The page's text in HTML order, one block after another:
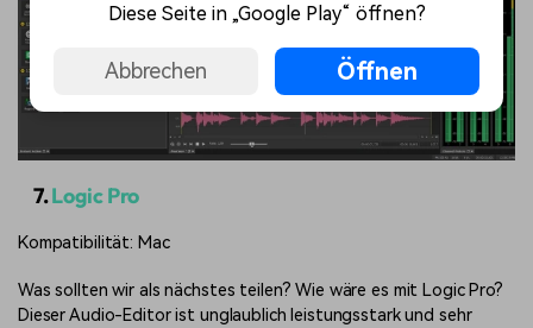
7.Logic Pro
Kompatibilität: Mac
Was sollten wir als nächstes teilen? Wie wäre es mit Logic Pro?
Dieser Audio-Editor ist unglaublich leistungsstark und sehr
Diese Seite in „Google Play“ öffnen?
Abbrechen Öffnen